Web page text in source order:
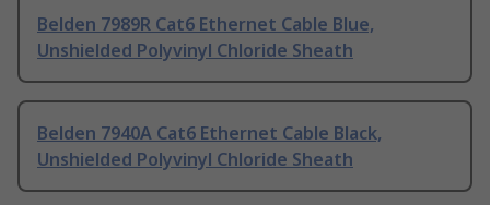
Belden 7989R Cat6 Ethernet Cable Blue,
Unshielded Polyvinyl Chloride Sheath
Belden 7940A Cat6 Ethernet Cable Black,
Unshielded Polyvinyl Chloride Sheath